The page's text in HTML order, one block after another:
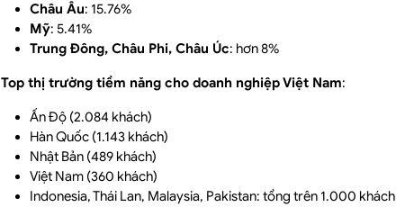
Châu Âu: 15.76%
Mỹ: 5.41%
Trung Đông, Châu Phi, Châu Úc: hơn 8%
Top thị trường tiềm năng cho doanh nghiệp Việt Nam:
Ấn Độ (2.084 khách)
Hàn Quốc (1.143 khách)
Nhật Bản (489 khách)
Việt Nam (360 khách)
Indonesia, Thái Lan, Malaysia, Pakistan: tổng trên 1.000 khách